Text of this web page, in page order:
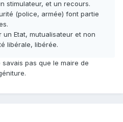
stimulateur, et un recours.
(police, armée) font partie
Etat, mutualisateur et non
libérale, libérée.
pas que le maire de